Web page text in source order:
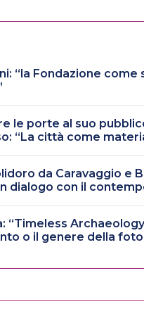
“la Fondazione come
le porte al suo
“La città come
da Caravaggio e
dialogo con il
“Timeless
o il genere della